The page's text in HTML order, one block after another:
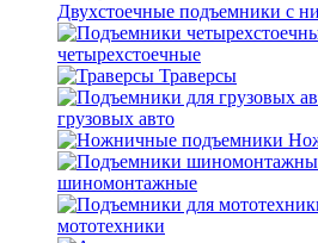
Двухстоечные подъемники с
четырехстоечные
Траверсы
грузовых авто
шиномонтажные
мототехники